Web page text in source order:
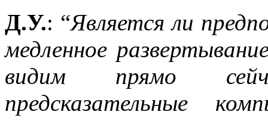
Д.У.: “Является ли
медленное
видим прямо
предсказательные